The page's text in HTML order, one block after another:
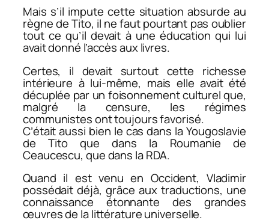
Mais s’il impute cette situation absurde au
règne de Tito, il ne faut pourtant pas oublier
tout ce qu’il devait à une éducation qui lui
avait donné l’accès aux livres.
Certes, il devait surtout cette richesse
intérieure à lui-même, mais elle avait été
décuplée par un foisonnement culturel que,
malgré la censure, les régimes
communistes ont toujours favorisé.
C’était aussi bien le cas dans la Yougoslavie
de Tito que dans la Roumanie de
Ceaucescu, que dans la RDA.
Quand il est venu en Occident, Vladimir
possédait déjà, grâce aux traductions, une
connaissance étonnante des grandes
œuvres de la littérature universelle.